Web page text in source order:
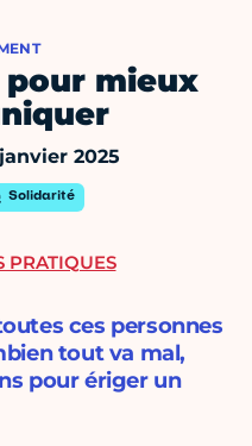
mieux
2025
Solidarité
ces personnes
tout va mal,
pour ériger un
PRATIQUES